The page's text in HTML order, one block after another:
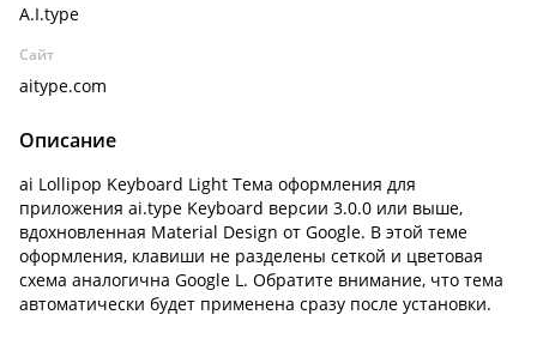
A.I.type
Сайт
aitype.com
Описание
ai Lollipop Keyboard Light Тема оформления для
приложения ai.type Keyboard версии 3.0.0 или выше,
вдохновленная Material Design от Google. В этой теме
оформления, клавиши не разделены сеткой и цветовая
схема аналогична Google L. Обратите внимание, что тема
автоматически будет применена сразу после установки.